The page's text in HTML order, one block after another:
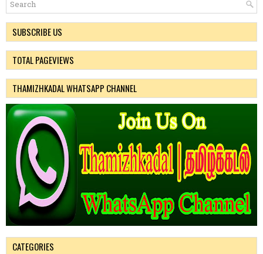
SUBSCRIBE US
TOTAL PAGEVIEWS
THAMIZHKADAL WHATSAPP CHANNEL
CATEGORIES